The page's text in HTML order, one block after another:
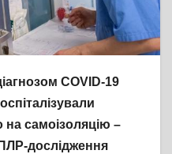
COVID-19
самоізоляцію –
дослідження